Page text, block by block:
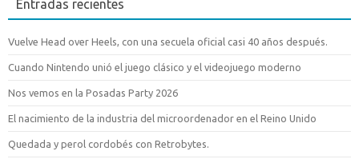
Entradas recientes
Vuelve Head over Heels, con una secuela oficial casi 40 años después.
Cuando Nintendo unió el juego clásico y el videojuego moderno
Nos vemos en la Posadas Party 2026
El nacimiento de la industria del microordenador en el Reino Unido
Quedada y perol cordobés con Retrobytes.